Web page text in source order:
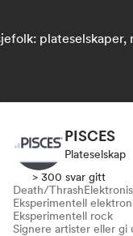
plateselskaper,
PISCES
Plateselskap
> 300 svar gitt
Death/Thrash
Eksperimentell
Eksperimentell rock
Signere artister eller gi